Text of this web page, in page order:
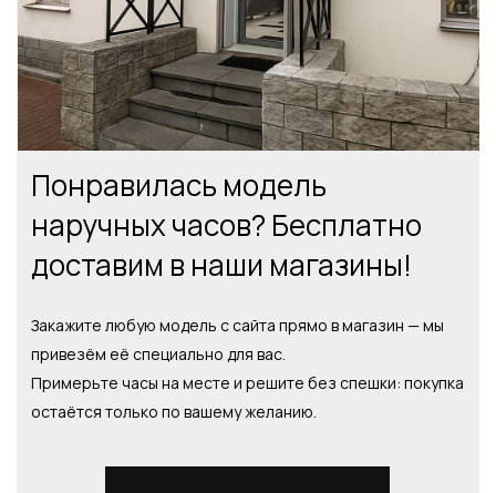
Понравилась модель
наручных часов? Бесплатно
доставим в наши магазины!
Закажите любую модель с сайта прямо в магазин — мы
привезём её специально для вас.
Примерьте часы на месте и решите без спешки: покупка
остаётся только по вашему желанию.